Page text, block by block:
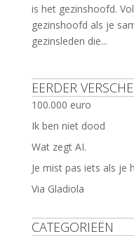
is het gezinshoofd.
gezinshoofd als je
gezinsleden die...
EERDER
100.000 euro
Ik ben niet dood
Wat zegt AI.
Je mist pas iets als je
Via Gladiola
CATEGORIEËN